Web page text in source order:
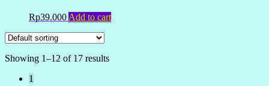
Rp39.000 Add to cart
Showing 1–12 of 17 results
1